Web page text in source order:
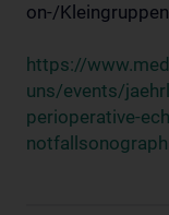
on-/
https://
uns/events/
perioperative-